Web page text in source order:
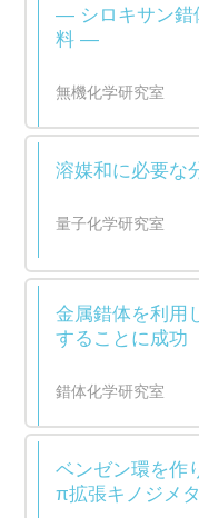
― シロキサン錯
料 ―
無機化学研究室
溶媒和に必要な
量子化学研究室
金属錯体を利用
することに成功
錯体化学研究室
ベンゼン環を作
π拡張キノジメ